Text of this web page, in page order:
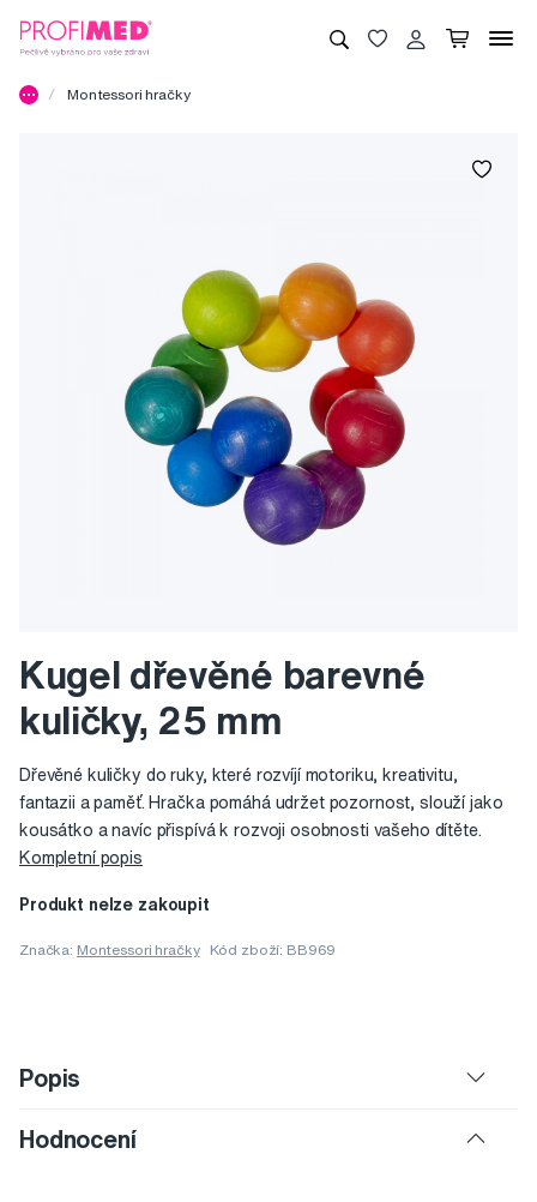
Montessori hračky
Kugel dřevěné barevné
kuličky, 25 mm
Dřevěné kuličky do ruky, které rozvíjí motoriku, kreativitu,
fantazii a paměť. Hračka pomáhá udržet pozornost, slouží jako
kousátko a navíc přispívá k rozvoji osobnosti vašeho dítěte.
Kompletní popis
Produkt nelze zakoupit
Značka: Montessori hračky Kód zboží: BB969
Popis
Hodnocení